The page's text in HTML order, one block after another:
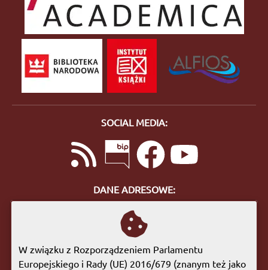
SOCIAL MEDIA:
DANE ADRESOWE:
ul. Bohaterów Getta 10
57-400 Nowa Ruda
biuro@biblioteka.nowaruda.pl
W związku z Rozporządzeniem Parlamentu
Europejskiego i Rady (UE) 2016/679 (znanym też jako